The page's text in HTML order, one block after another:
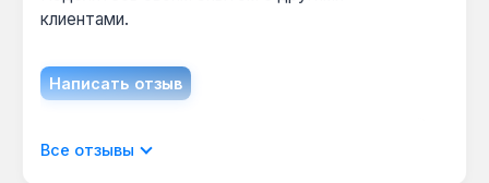
клиентами.
Написать отзыв
Отображать отзывы только на текущем
Все отзывы